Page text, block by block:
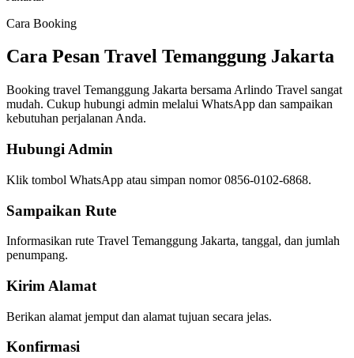
Cara Booking
Cara Pesan Travel Temanggung Jakarta
Booking travel Temanggung Jakarta bersama Arlindo Travel sangat
mudah. Cukup hubungi admin melalui WhatsApp dan sampaikan
kebutuhan perjalanan Anda.
Hubungi Admin
Klik tombol WhatsApp atau simpan nomor 0856-0102-6868.
Sampaikan Rute
Informasikan rute Travel Temanggung Jakarta, tanggal, dan jumlah
penumpang.
Kirim Alamat
Berikan alamat jemput dan alamat tujuan secara jelas.
Konfirmasi